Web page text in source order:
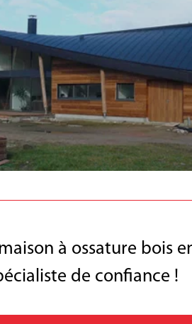
à ossature bois
de confiance !